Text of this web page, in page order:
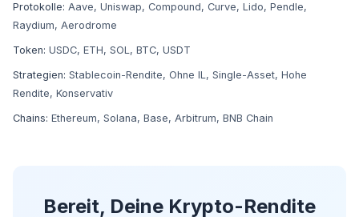
Protokolle: Aave, Uniswap, Compound, Curve, Lido, Pendle,
Raydium, Aerodrome
Token: USDC, ETH, SOL, BTC, USDT
Strategien: Stablecoin-Rendite, Ohne IL, Single-Asset, Hohe
Rendite, Konservativ
Chains: Ethereum, Solana, Base, Arbitrum, BNB Chain
Bereit, Deine Krypto-Rendite